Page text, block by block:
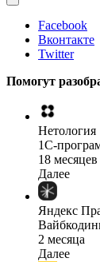
Facebook
Вконтакте
Twitter
Помогут
Нетология
1C-
18 месяцев
Далее
Яндекс
2 месяца
Далее